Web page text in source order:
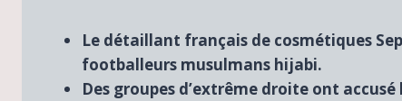
Le détaillant français de cosmétiques
footballeurs musulmans hijabi.
Des groupes d’extrême droite ont